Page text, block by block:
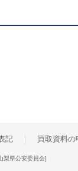
記 買取資料の
梨県公安委員会]